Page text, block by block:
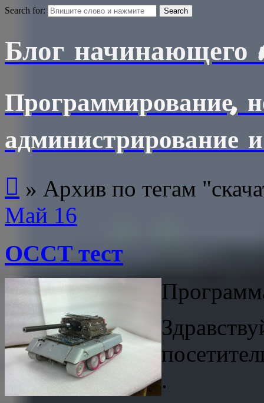
Search for:
Блог начинающего
Программирование,
администрирование
 » Архив по тегам
Май 16
OCCT тест
.